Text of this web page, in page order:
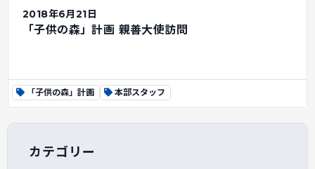
2018年6月21日
「子供の森」計画 親善大使訪問
「子供の森」計画 本部スタッフ
カテゴリー